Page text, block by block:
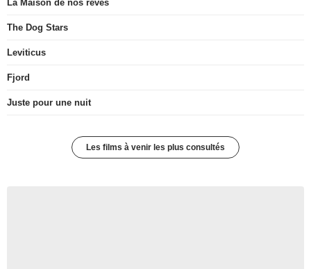
La Maison de nos rêves
The Dog Stars
Leviticus
Fjord
Juste pour une nuit
Les films à venir les plus consultés